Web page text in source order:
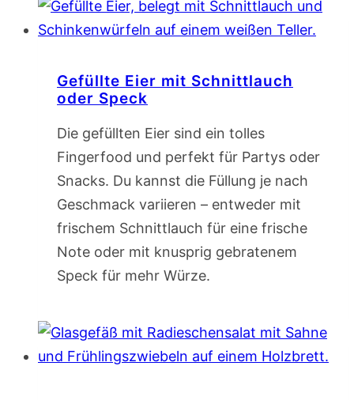
Gefüllte Eier mit Schnittlauch
oder Speck
Die gefüllten Eier sind ein tolles
Fingerfood und perfekt für Partys oder
Snacks. Du kannst die Füllung je nach
Geschmack variieren – entweder mit
frischem Schnittlauch für eine frische
Note oder mit knusprig gebratenem
Speck für mehr Würze.